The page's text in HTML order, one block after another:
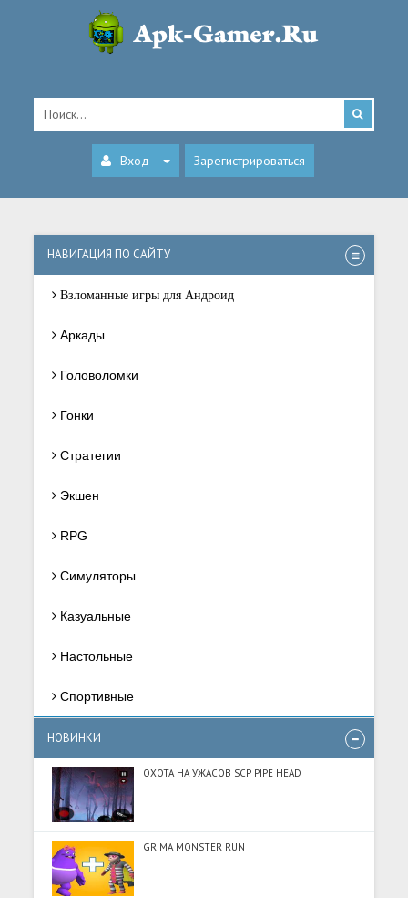
Вход Зарегистрироваться
НАВИГАЦИЯ ПО САЙТУ
Взломанные игры для Андроид
Аркады
Головоломки
Гонки
Стратегии
Экшен
RPG
Симуляторы
Казуальные
Настольные
Спортивные
НОВИНКИ
ОХОТА НА УЖАСОВ SCP PIPE HEAD
GRIMA MONSTER RUN